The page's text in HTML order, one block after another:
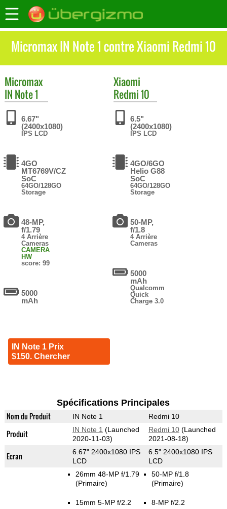
Micromax IN Note 1 contre Xiaomi Redmi 10
Micromax
IN Note 1
6.67"
(2400x1080)
IPS LCD
4GO
MT6769V/CZ
SoC
64GO/128GO
Storage
48-MP,
f/1.79
4 Arrière
Cameras
CAMERA
HW
score: 99
5000
mAh
IN Note 1 Prix
$150. Chercher
Xiaomi
Redmi 10
6.5"
(2400x1080)
IPS LCD
4GO/6GO
Helio G88
SoC
64GO/128GO
Storage
50-MP,
f/1.8
4 Arrière
Cameras
5000
mAh
Qualcomm
Quick
Charge 3.0
Spécifications Principales
Nom du Produit IN Note 1 Redmi 10
Produit IN Note 1 (Launched
2020-11-03)
Redmi 10(Launched
2021-08-18)
Ecran
6.67" 2400x1080 IPS
LCD
6.5" 2400x1080 IPS
LCD
26mm 48-MP f/1.79
(Primaire)
15mm 5-MP f/2.2
50-MP f/1.8
(Primaire)
8-MP f/2.2